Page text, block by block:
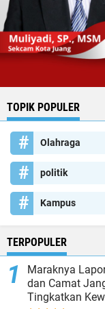
TOPIK POPULER
Olahraga
politik
Kampus
TERPOPULER
Maraknya
dan Camat
Tingkatkan